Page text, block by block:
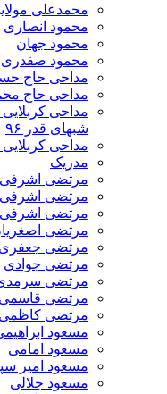
محمدعلی
محمود انصاری
محمود جهان
محمود صفدری
مداحی حاج
مداحی حاج
مداحی
شبهای قدر ۹۶
مداحی کربلایی
مدریک
مرتضی اشرفی
مرتضی
مرتضی
مرتضی
مرتضی جعفری
مرتضی جوادی
مرتضی
مرتضی قاسمی
مرتضی کاظمی
مسعود
مسعود امامی
مسعود امیر
مسعود جلالی